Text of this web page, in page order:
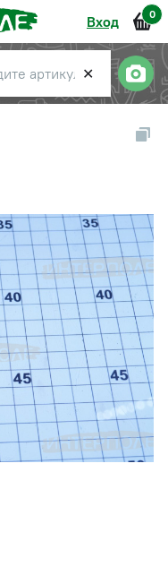
Вход 0
✕